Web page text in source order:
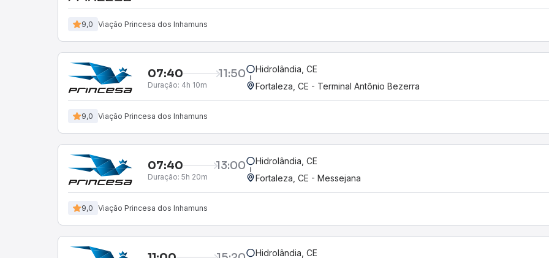
9,0 Viação Princesa dos Inhamuns
07:40 11:50
Duração: 4h 10m
Hidrolândia, CE
Fortaleza, CE - Terminal Antônio Bezerra
9,0 Viação Princesa dos Inhamuns
07:40 13:00
Duração: 5h 20m
Hidrolândia, CE
Fortaleza, CE - Messejana
9,0 Viação Princesa dos Inhamuns
Hidrolândia, CE